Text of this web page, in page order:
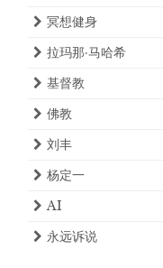
冥想健身
拉玛那·马哈希
基督教
佛教
刘丰
杨定一
AI
永远诉说